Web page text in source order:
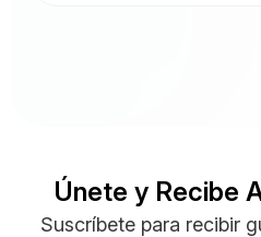
Únete y Recibe
Suscríbete para recibir